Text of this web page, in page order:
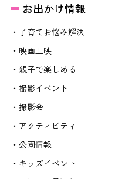
お出かけ情報
・子育てお悩み解決
・映画上映
・親子で楽しめる
・撮影イベント
・撮影会
・アクティビティ
・公園情報
・キッズイベント